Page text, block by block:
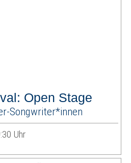
Open Stage
Songwriter*innen
Uhr